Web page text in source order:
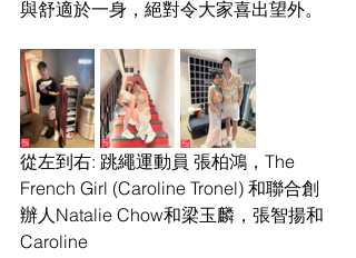
與舒適於一身，絕對令大家喜出望外。
從左到右: 跳繩運動員 張柏鴻，The
French Girl (Caroline Tronel) 和聯合創
辦人Natalie Chow和梁玉麟，張智揚和
Caroline